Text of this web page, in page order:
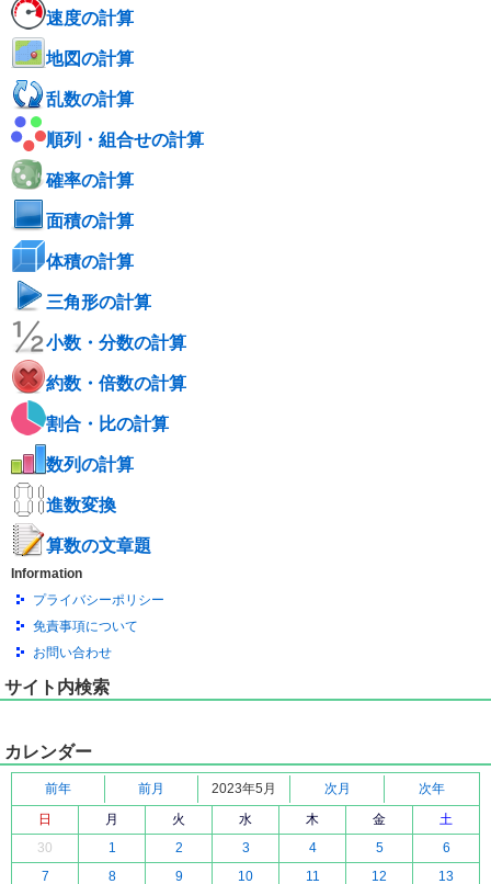
速度の計算
地図の計算
乱数の計算
順列・組合せの計算
確率の計算
面積の計算
体積の計算
三角形の計算
小数・分数の計算
約数・倍数の計算
割合・比の計算
数列の計算
進数変換
算数の文章題
Information
プライバシーポリシー
免責事項について
お問い合わせ
サイト内検索
カレンダー
前年 前月 2023年5月 次月
次年
日
月 火 水 木 金
土
30
1 2 3 4 5
6
7
8 9 10 11 12 13